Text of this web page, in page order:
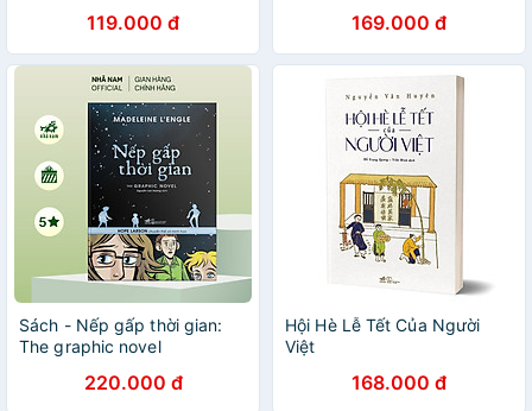
119.000 đ 169.000 đ
Sách - Nếp gấp thời gian:
The graphic novel
Larson) - Nhã Nam Official
220.000 đ
Hội Hè Lễ Tết Của Người
Việt
168.000 đ